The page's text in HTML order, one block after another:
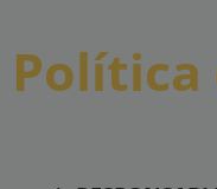
Política